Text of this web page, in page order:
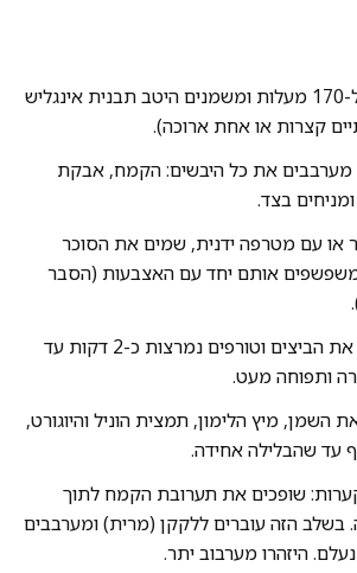
מחממים תנור ל-170 מעלות ומשמנים היטב תבנית אינגליש
קצרות או אחת ארוכה).
מערבבים את כל היבשים: הקמח, אבקת
בצד.
עם מטרפה ידנית, שמים את הסוכר
ומשפשפים אותם יחד עם האצבעות (הסבר
מוסיפים לסוכר את הביצים וטורפים נמרצות כ-2 דקות עד
ותפוחה מעט.
השמן, מיץ הלימון, תמצית הוניל והיוגורט,
עד שהבלילה אחידה.
שופכים את תערובת הקמח לתוך
בשלב הזה עוברים ללקקן (מרית) ומערבבים
היזהרו מערבוב יתר.